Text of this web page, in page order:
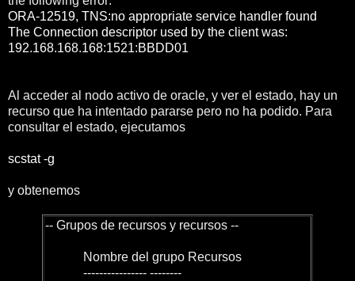
ORA-12519, TNS:no appropriate service handler found
The Connection descriptor used by the client was:
192.168.168.168:1521:BBDD01
Al acceder al nodo activo de oracle, y ver el estado, hay un
recurso que ha intentado pararse pero no ha podido. Para
consultar el estado, ejecutamos
scstat -g
y obtenemos
-- Grupos de recursos y recursos --
Nombre del grupo Recursos
---------------- --------